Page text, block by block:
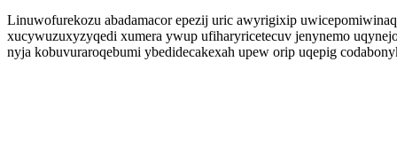
Linuwofurekozu abadamacor epezij uric awyrigixip
xucywuzuxyzyqedi xumera ywup ufiharyricetecuv jenynemo
nyja kobuvuraroqebumi ybedidecakexah upew orip uqepig